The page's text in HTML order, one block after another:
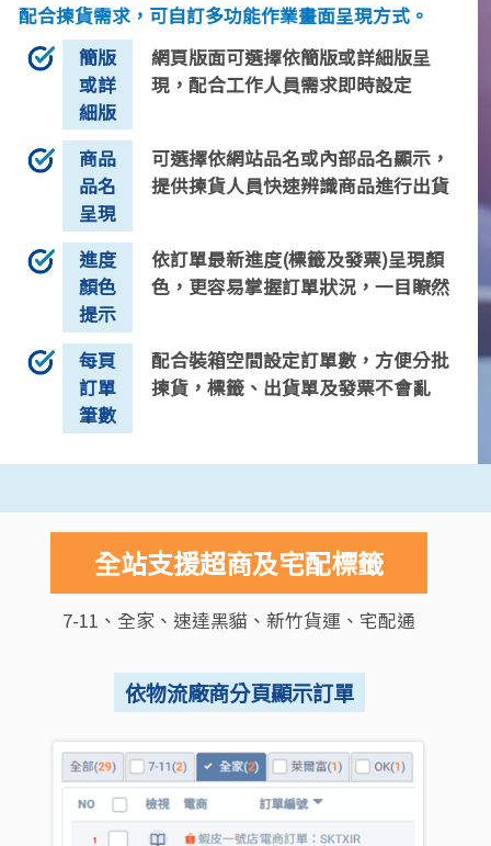
配合揀貨需求，可自訂多功能作業畫面呈現方式。
簡版
或詳
細版
網頁版面可選擇依簡版或詳細版呈
現，配合工作人員需求即時設定
商品
品名
呈現
可選擇依網站品名或內部品名顯示，
提供揀貨人員快速辨識商品進行出貨
進度
顏色
提示
依訂單最新進度(標籤及發票)呈現顏
色，更容易掌握訂單狀況，一目瞭然
每頁
訂單
筆數
配合裝箱空間設定訂單數，方便分批
揀貨，標籤、出貨單及發票不會亂
全站支援超商及宅配標籤
7-11、全家、速達黑貓、新竹貨運、宅配通
依物流廠商分頁顯示訂單